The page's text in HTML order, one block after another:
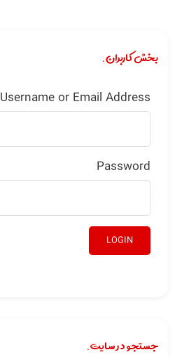
بخش کاربران.
Username or Email Address
Password
LOGIN
جستجو در سایت.